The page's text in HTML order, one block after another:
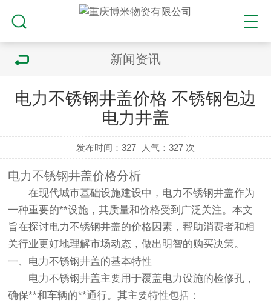
新闻资讯
电力不锈钢井盖价格 不锈钢包边
电力井盖
发布时间：327 人气： 327 次
电力不锈钢井盖价格分析
在现代城市基础设施建设中，电力不锈钢井盖作为
一种重要的**设施，其质量和价格受到广泛关注。本文
旨在探讨电力不锈钢井盖的价格因素，帮助消费者和相
关行业更好地理解市场动态，做出明智的购买决策。
一、电力不锈钢井盖的基本特性
电力不锈钢井盖主要用于覆盖电力设施的检修孔，
确保**和车辆的**通行。其主要特性包括：